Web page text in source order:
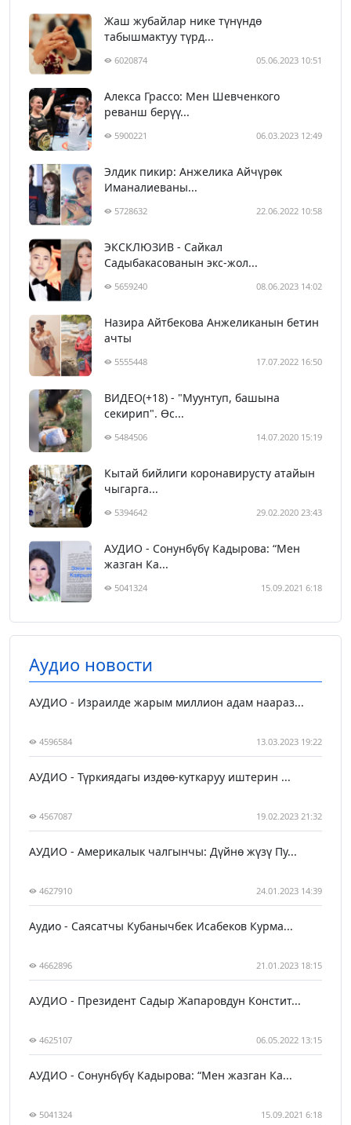
Жаш жубайлар нике түнүндө
табышмактуу түрд...
6020874 05.06.2023 10:51
Алекса Грассо: Мен Шевченкого
реванш берүү...
5900221 06.03.2023 12:49
Элдик пикир: Анжелика Айчүрөк
Иманалиеваны...
5728632 22.06.2022 10:58
ЭКСКЛЮЗИВ - Сайкал
Садыбакасованын экс-жол...
5659240 08.06.2023 14:02
Назира Айтбекова Анжеликанын бетин
ачты
5555448 17.07.2022 16:50
ВИДЕО(+18) - "Муунтуп, башына
секирип". Өс...
5484506 14.07.2020 15:19
Кытай бийлиги коронавирусту атайын
чыгарга...
5394642 29.02.2020 23:43
АУДИО - Сонунбүбү Кадырова: “Мен
жазган Ка...
5041324 15.09.2021 6:18
Аудио новости
АУДИО - Израилде жарым миллион адам наараз...
4596584 13.03.2023 19:22
АУДИО - Түркиядагы издөө-куткаруу иштерин ...
4567087 19.02.2023 21:32
АУДИО - Америкалык чалгынчы: Дүйнө жүзү Пу...
4627910 24.01.2023 14:39
Аудио - Саясатчы Кубанычбек Исабеков Курма...
4662896 21.01.2023 18:15
АУДИО - Президент Садыр Жапаровдун Констит...
4625107 06.05.2022 13:15
АУДИО - Сонунбүбү Кадырова: “Мен жазган Ка...
5041324 15.09.2021 6:18